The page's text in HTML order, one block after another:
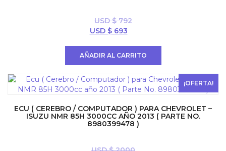
USD $792
El
era:
$ 792.
USD $693El
es:
$ 693.
AÑADIR AL CARRITO
¡OFERTA!
ECU ( CEREBRO / COMPUTADOR ) PARA CHEVROLET –
ISUZU NMR 85H 3000CC AÑO 2013 ( PARTE NO.
8980399478 )